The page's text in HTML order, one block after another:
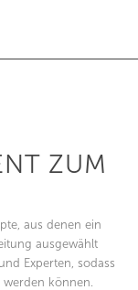
ZUM
aus denen ein
ausgewählt
Experten, sodass
können.